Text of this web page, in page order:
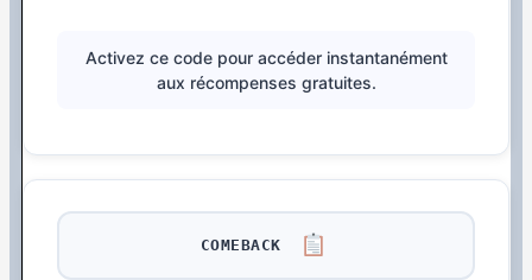
Activez ce code pour accéder instantanément
aux récompenses gratuites.
COMEBACK